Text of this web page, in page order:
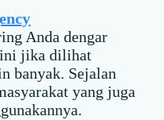
Anda dengar
ini jika dilihat
banyak. Sejalan
yang juga